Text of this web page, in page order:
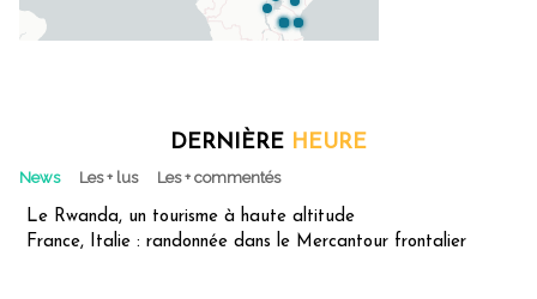
DERNIÈRE HEURE
News Les + lus Les + commentés
Le Rwanda, un tourisme à haute altitude
France, Italie : randonnée dans le Mercantour frontalier